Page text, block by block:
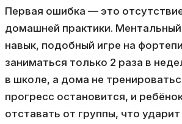
Первая ошибка — это
домашней практики.
навык, подобный игре на
заниматься только 2 раза в
в школе, а дома не
прогресс остановится, и
отставать от группы, что